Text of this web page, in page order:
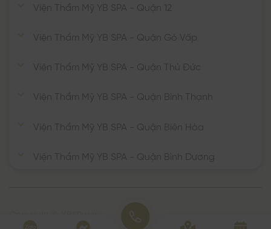
Viện Thẩm Mỹ YB SPA - Quận 12
Viện Thẩm Mỹ YB SPA - Quận Gò Vấp
Viện Thẩm Mỹ YB SPA - Quận Thủ Đức
Viện Thẩm Mỹ YB SPA - Quận Bình Thạnh
Viện Thẩm Mỹ YB SPA - Quận Biên Hòa
Viện Thẩm Mỹ YB SPA - Quận Bình Dương